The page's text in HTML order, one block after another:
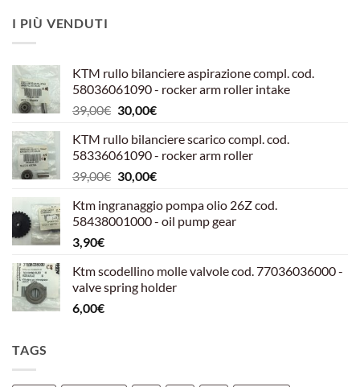
I PIÙ VENDUTI
KTM rullo bilanciere aspirazione compl. cod.
58036061090 - rocker arm roller intake
39,00€ Il
originale
era:
39,00€.
30,00€Il
attuale
è:
30,00€.
KTM rullo bilanciere scarico compl. cod.
58336061090 - rocker arm roller
39,00€ Il
originale
era:
30,00€Il
attuale
è:
Ktm ingranaggio pompa olio 26Z cod.
58438001000 - oil pump gear
3,90€
Ktm scodellino molle valvole cod. 77036036000 -
valve spring holder
6,00€
TAGS